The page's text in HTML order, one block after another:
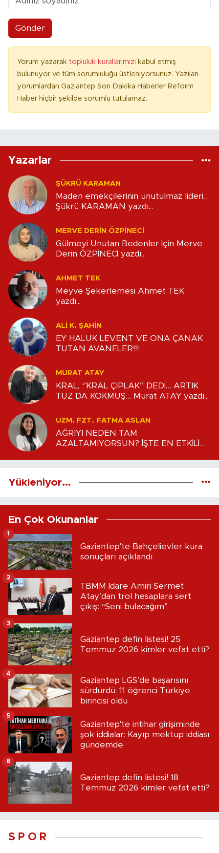
Gönder
Yorum yazarak topluluk kurallarımızı kabul etmiş
bulunuyor ve tüm sorumluluğu üstleniyorsunuz. Yazılan
yorumlardan Gaziantep Son Dakika Haberler Reform
Haber hiçbir şekilde sorumlu tutulamaz.
Yazarlar
ŞÜKRÜ KARAMAN
Maden emekçilerinin unutulmaz lideri…
Şükrü KARAMAN yazdı...
MERVE DERIN ÖZPİNECİ
Gülmeyi Unutan Bedenler İçin Merve
Derin ÖZPİNECİ yazdı...
AHMET TEK
Meyve Şekerlemesi Ahmet TEK
yazdı...
ALİ K. ŞAHİN
EY HALUK LEVENT VE ONA ÇANAK
TUTAN AVANELER!!!
MURAT ATAY
KRAL, ‘’KRAL ÇIPLAK’’ DEDİ… ARTIK
TUZ DA KOKMUŞ… Murat ATAY yazdı...
UZM. FZT. FATMA ASLAN
AĞRIYI NEDEN TAM
AZALTAMIYORSUN? İŞTE EN ETKİLİ
Yükleniyor...
En Çok Okunanlar
Gaziantep'te Bahçelievler kura
sonuçları açıklandı
1
TBMM İdare Amiri Sermet
Atay’dan trol hesaplara sert
çıkış: “Seni bulacağım”
2
Gaziantep defin listesi! 25
Temmuz 2026 kimler vefat etti?
3
Gaziantep LGS’de başarısını
sürdürdü: 11 öğrenci Türkiye
birincisi oldu
4
Gaziantep'te intihar girişiminde
şok iddialar: Kayıp mektup iddiası
gündemde
5
Gaziantep defin listesi! 18
Temmuz 2026 kimler vefat etti?
6
S P O R